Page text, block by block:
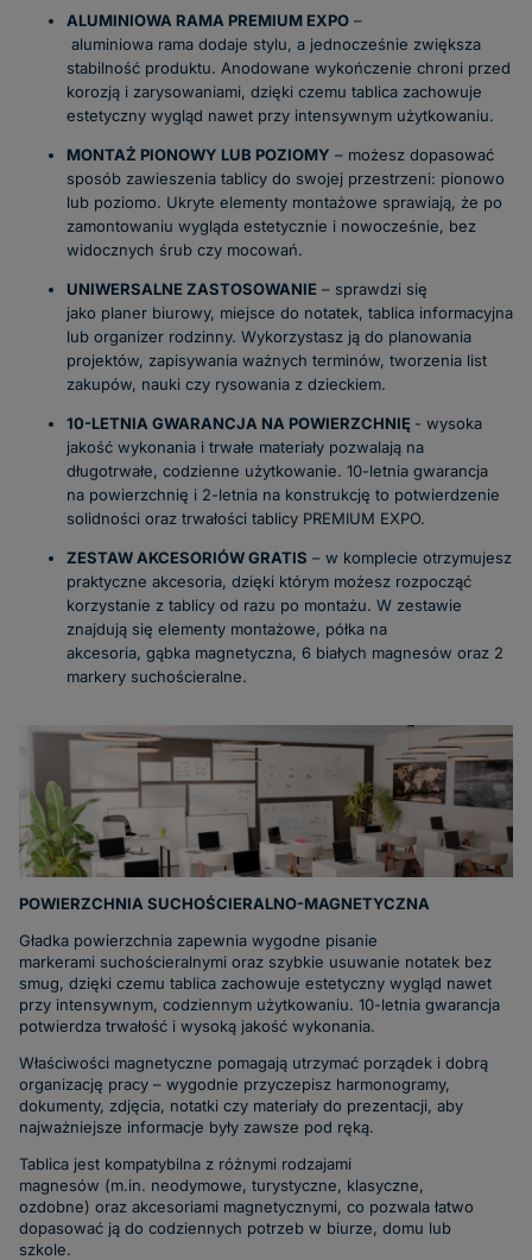
ALUMINIOWA RAMA PREMIUM EXPO –
aluminiowa rama dodaje stylu, a jednocześnie zwiększa
stabilność produktu. Anodowane wykończenie chroni przed
korozją i zarysowaniami, dzięki czemu tablica zachowuje
estetyczny wygląd nawet przy intensywnym użytkowaniu.
MONTAŻ PIONOWY LUB POZIOMY – możesz dopasować
sposób zawieszenia tablicy do swojej przestrzeni: pionowo
lub poziomo. Ukryte elementy montażowe sprawiają, że po
zamontowaniu wygląda estetycznie i nowocześnie, bez
widocznych śrub czy mocowań.
UNIWERSALNE ZASTOSOWANIE – sprawdzi się
jako planer biurowy, miejsce do notatek, tablica informacyjna
lub organizer rodzinny. Wykorzystasz ją do planowania
projektów, zapisywania ważnych terminów, tworzenia list
zakupów, nauki czy rysowania z dzieckiem.
10-LETNIA GWARANCJA NA POWIERZCHNIĘ - wysoka
jakość wykonania i trwałe materiały pozwalają na
długotrwałe, codzienne użytkowanie. 10-letnia gwarancja
na powierzchnię i 2-letnia na konstrukcję to potwierdzenie
solidności oraz trwałości tablicy PREMIUM EXPO.
ZESTAW AKCESORIÓW GRATIS – w komplecie otrzymujesz
praktyczne akcesoria, dzięki którym możesz rozpocząć
korzystanie z tablicy od razu po montażu. W zestawie
znajdują się elementy montażowe, półka na
akcesoria, gąbka magnetyczna, 6 białych magnesów oraz 2
markery suchościeralne.
POWIERZCHNIA SUCHOŚCIERALNO-MAGNETYCZNA
Gładka powierzchnia zapewnia wygodne pisanie
markerami suchościeralnymi oraz szybkie usuwanie notatek bez
smug, dzięki czemu tablica zachowuje estetyczny wygląd nawet
przy intensywnym, codziennym użytkowaniu. 10-letnia gwarancja
potwierdza trwałość i wysoką jakość wykonania.
Właściwości magnetyczne pomagają utrzymać porządek i dobrą
organizację pracy – wygodnie przyczepisz harmonogramy,
dokumenty, zdjęcia, notatki czy materiały do prezentacji, aby
najważniejsze informacje były zawsze pod ręką.
Tablica jest kompatybilna z różnymi rodzajami
magnesów (m.in. neodymowe, turystyczne, klasyczne,
ozdobne) oraz akcesoriami magnetycznymi, co pozwala łatwo
dopasować ją do codziennych potrzeb w biurze, domu lub
szkole.